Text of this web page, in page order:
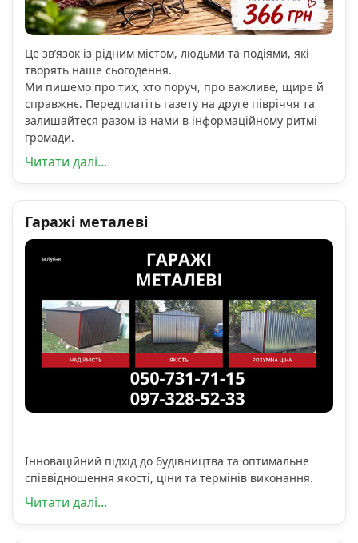
Це зв’язок із рідним містом, людьми та подіями, які
творять наше сьогодення.
Ми пишемо про тих, хто поруч, про важливе, щире й
справжнє. Передплатіть газету на друге півріччя та
залишайтеся разом із нами в інформаційному ритмі
громади.
Читати далі...
Гаражі металеві
Інноваційний підхід до будівництва та оптимальне
співвідношення якості, ціни та термінів виконання.
Читати далі...